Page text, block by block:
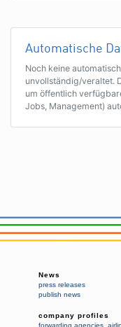
Automatische
Noch keine
unvollständig/veraltet.
um öffentlich
Jobs, Management)
News
press releases
publish news
company profiles
forwarding agencies